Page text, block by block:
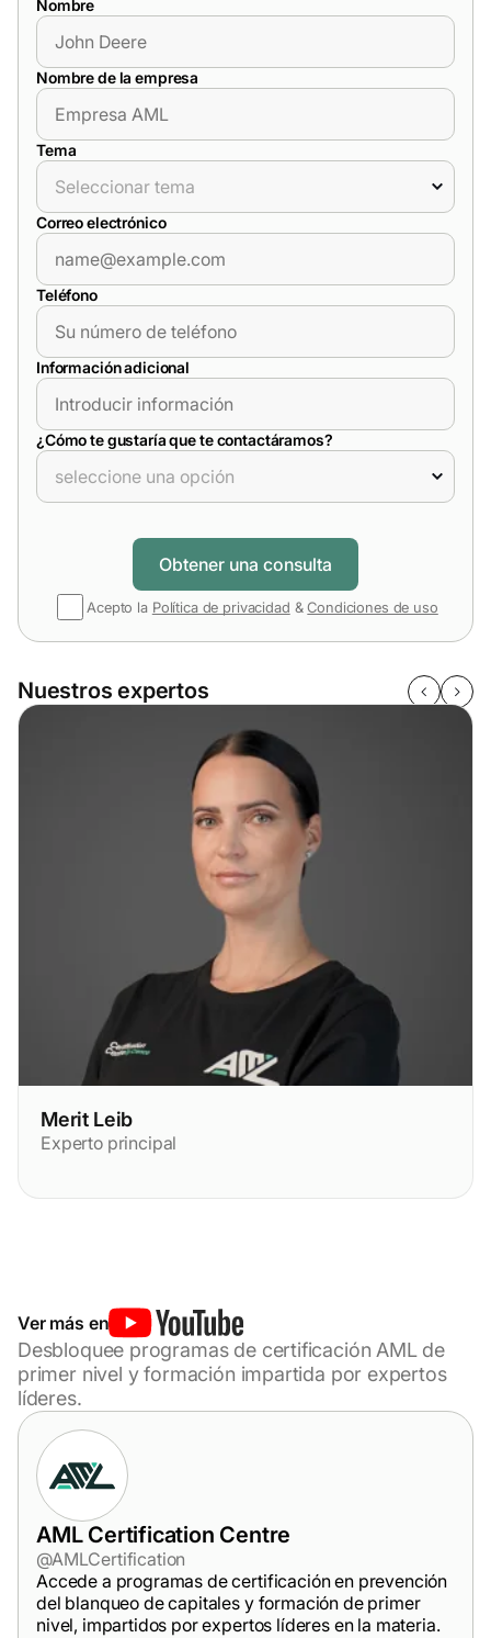
Nombre
Nombre de la empresa
Tema
Correo electrónico
Teléfono
Información adicional
¿Cómo te gustaría que te contactáramos?
Acepto la Política de privacidad &Condiciones de uso
Nuestros expertos
Merit Leib
Experto principal
Ver más en
Desbloquee programas de certificación AML de
primer nivel y formación impartida por expertos
líderes.
AML Certification Centre
@AMLCertification
Accede a programas de certificación en prevención
del blanqueo de capitales y formación de primer
nivel, impartidos por expertos líderes en la materia.